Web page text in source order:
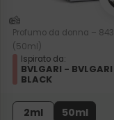
Profumo da donna – 843
(50ml)
Ispirato da:
BVLGARI - BVLGARI
BLACK
2ml 50ml